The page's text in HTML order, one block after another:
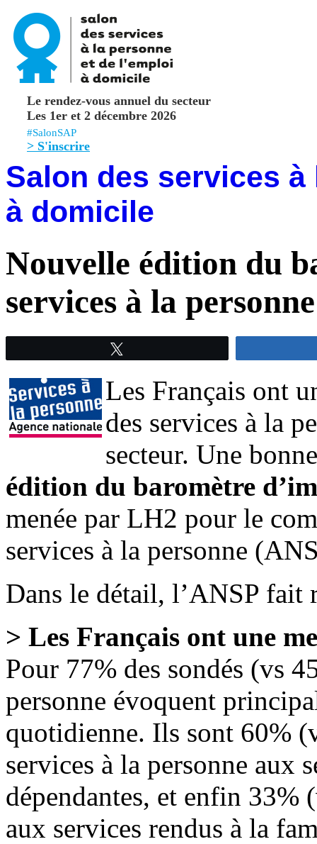
Le rendez-vous annuel du secteur
Les 1er et 2 décembre 2026
#SalonSAP
> S'inscrire
Salon des services
à domicile
Nouvelle édition du
services à la personne
Les Français ont
des services à la
secteur. Une
édition du baromètre
menée par LH2 pour le
services à la personne
Dans le détail, l’ANSP fait
> Les Français ont une
Pour 77% des sondés (vs
personne évoquent
quotidienne. Ils sont 60%
services à la personne aux
dépendantes, et enfin 33%
aux services rendus à la